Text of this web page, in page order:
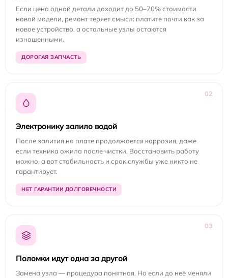
Если цена одной детали доходит до 50–70% стоимости
новой модели, ремонт теряет смысл: платите почти как за
новое устройство, а остальные узлы остаются
изношенными.
ДОРОГАЯ ЗАПЧАСТЬ
02
Электронику залило водой
После залития на плате продолжается коррозия, даже
если техника ожила после чистки. Восстановить работу
можно, а вот стабильность и срок службы уже никто не
гарантирует.
НЕТ ГАРАНТИИ ДОЛГОВЕЧНОСТИ
03
Поломки идут одна за другой
Замена узла — процедура понятная. Но если до неё меняли